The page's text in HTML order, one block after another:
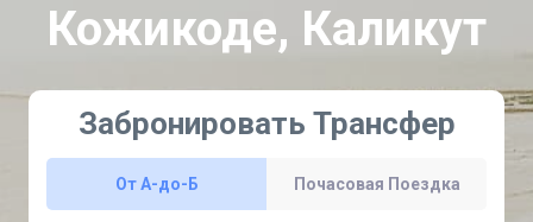
Кожикоде, Каликут
Забронировать Трансфер
От A-до-Б Почасовая Поездка